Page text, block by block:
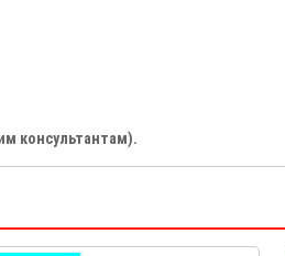
консультантам).